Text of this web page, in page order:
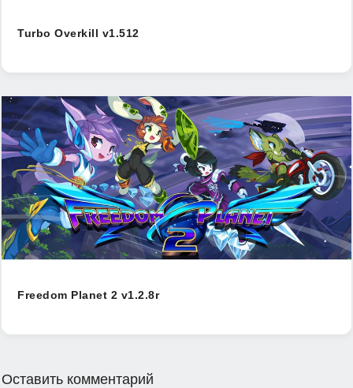
Turbo Overkill v1.512
Freedom Planet 2 v1.2.8r
Оставить комментарий